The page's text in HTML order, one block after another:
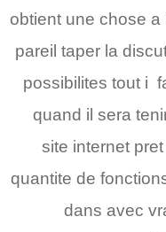
obtient une chose a
pareil taper la
possibilites tout i
quand il sera
site internet
quantite de
dans avec